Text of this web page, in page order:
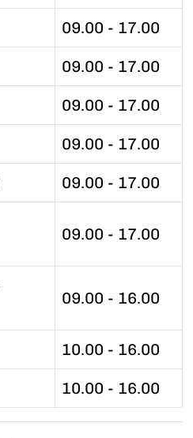
09.00 - 17.00
09.00 - 17.00
09.00 - 17.00
09.00 - 17.00
09.00 - 17.00
09.00 - 17.00
09.00 - 16.00
10.00 - 16.00
10.00 - 16.00